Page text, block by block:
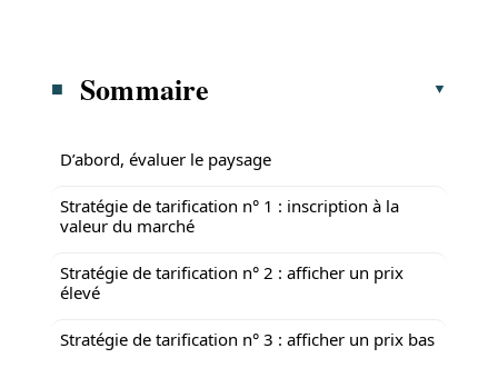
Sommaire
D’abord, évaluer le paysage
Stratégie de tarification n° 1 : inscription à la
valeur du marché
Stratégie de tarification n° 2 : afficher un prix
élevé
Stratégie de tarification n° 3 : afficher un prix bas